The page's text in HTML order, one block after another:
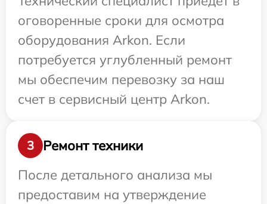
оговоренные сроки для осмотра
оборудования Arkon. Если
потребуется углубленный ремонт
мы обеспечим перевозку за наш
счет в сервисный центр Arkon.
3
Ремонт техники
После детального анализа мы
предоставим на утверждение